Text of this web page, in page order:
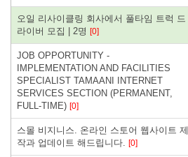
오일 리사이클링 회사에서 풀타임 트럭 드
라이버 모집 | 2명 [0]
JOB OPPORTUNITY -
IMPLEMENTATION AND FACILITIES
SPECIALIST TAMAANI INTERNET
SERVICES SECTION (PERMANENT,
FULL-TIME) [0]
스몰 비지니스. 온라인 스토어 웹사이트 제
작과 업데이트 해드립니다. [0]